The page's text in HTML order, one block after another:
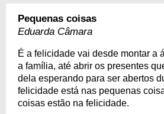
Pequenas coisas
Eduarda Câmara
É a felicidade vai desde montar a
a família, até abrir os presentes
dela esperando para ser abertos
felicidade está nas pequenas
coisas estão na felicidade.